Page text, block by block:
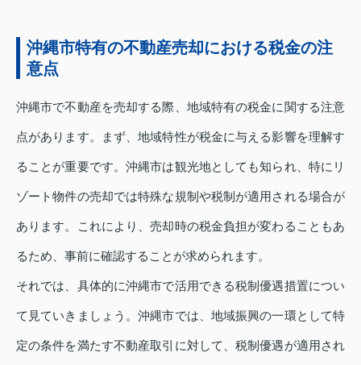
沖縄市特有の不動産売却における税金の注
意点
沖縄市で不動産を売却する際、地域特有の税金に関する注意
点があります。まず、地域特性が税金に与える影響を理解す
ることが重要です。沖縄市は観光地としても知られ、特にリ
ゾート物件の売却では特殊な規制や税制が適用される場合が
あります。これにより、売却時の税金負担が変わることもあ
るため、事前に確認することが求められます。
それでは、具体的に沖縄市で活用できる税制優遇措置につい
て見ていきましょう。沖縄市では、地域振興の一環として特
定の条件を満たす不動産取引に対して、税制優遇が適用され